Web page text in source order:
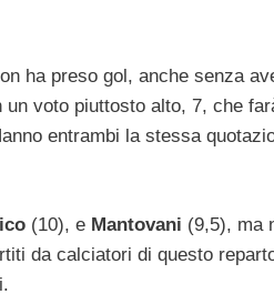
ha preso gol, anche senza
un voto piuttosto alto, 7, che
entrambi la stessa
(10), e Mantovani (9,5), ma
da calciatori di questo